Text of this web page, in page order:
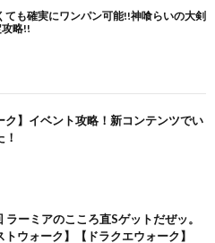
ク】イベント攻略！新コンテンツでい
ーミアのこころ直Sゲットだぜッ。
トウォーク】【ドラクエウォーク】